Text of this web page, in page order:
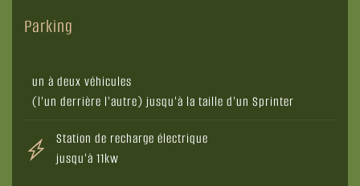
Parking
un à deux véhicules
(l'un derrière l'autre) jusqu'à la taille d'un Sprinter
Station de recharge électrique
jusqu'à 11kw